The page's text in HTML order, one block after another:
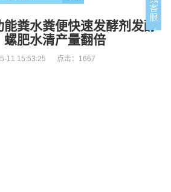
i
g
a
能粪水粪便快速发酵剂发酵
螺肥水清产量翻倍
11 15:53:25 点击： 1667